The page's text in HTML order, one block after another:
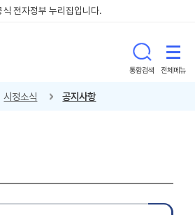
전자정부 누리집입니다.
통합검색 전체메뉴
시정소식 공지사항